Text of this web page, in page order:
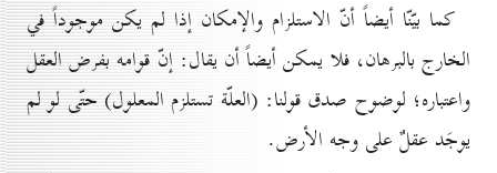
كما بيّنّا أيضاً أنّ الاستلزام والإمكان إذا لم يكن موجوداً في
الخارج بالبرهان، فلا يمكن أيضاً أن يقال: إنّ قوامه بفرض العقل
واعتباره؛ لوضوح صدق قولنا: (العلّة تستلزم المعلول) حتّى لو لم
يوجَد عقلٌ على وجه الأرض.